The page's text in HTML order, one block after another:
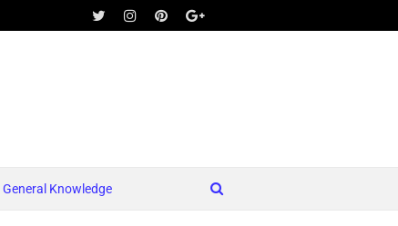
General Knowledge